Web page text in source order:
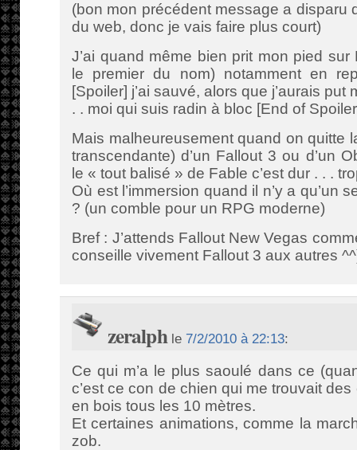
(bon mon précédent message a disparu
du web, donc je vais faire plus court)
J’ai quand même bien prit mon pied sur
le premier du nom) notamment en
[Spoiler] j’ai sauvé, alors que j’aurais put
. . moi qui suis radin à bloc [End of
Mais malheureusement quand on quitte
transcendante) d’un Fallout 3 ou d’un
le « tout balisé » de Fable c’est dur . . .
Où est l’immersion quand il n’y a qu’un
? (un comble pour un RPG moderne)
Bref : J’attends Fallout New Vegas
conseille vivement Fallout 3 aux autres
zeralphle 7/2/2010 à 22:13:
Ce qui m’a le plus saoulé dans ce
c’est ce con de chien qui me trouvait
en bois tous les 10 mètres.
Et certaines animations, comme la
zob.